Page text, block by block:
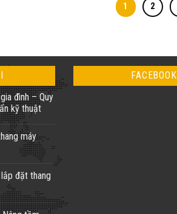
1 2
đình – Quy
kỹ thuật
máy
đặt thang
FACEBOOK